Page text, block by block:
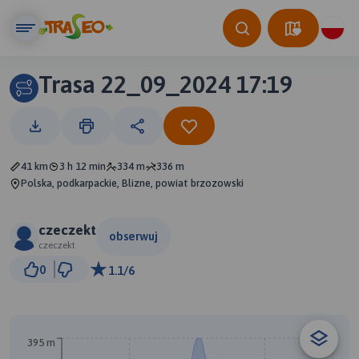
Trasa 22_09_2024 17:19
41 km 3 h 12 min 334 m
336 m
Polska, podkarpackie, Blizne, powiat brzozowski
czeczekt
czeczekt
obserwuj
0 1.1/6
395 m